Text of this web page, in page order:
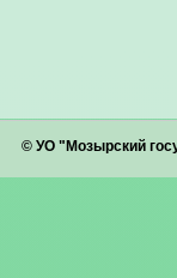
© УО "Мозырский